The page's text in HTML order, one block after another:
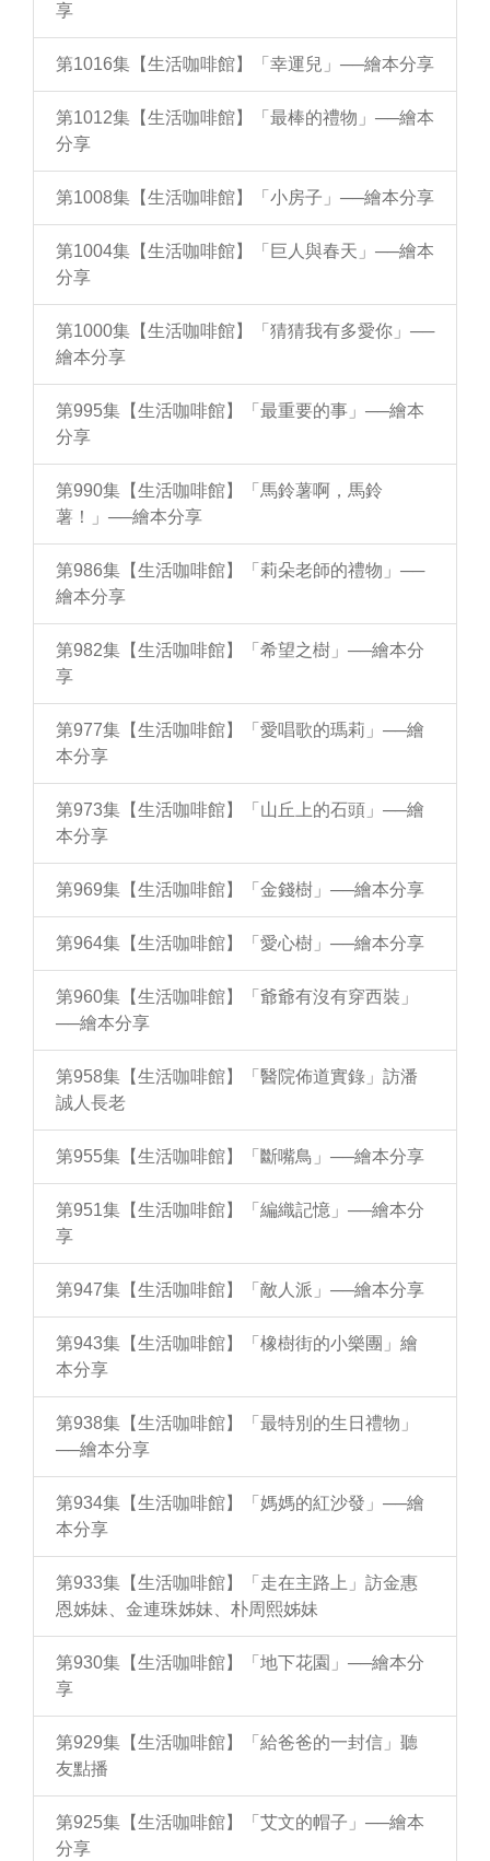
享
第1016集【生活咖啡館】「幸運兒」──繪本分享
第1012集【生活咖啡館】「最棒的禮物」──繪本
分享
第1008集【生活咖啡館】「小房子」──繪本分享
第1004集【生活咖啡館】「巨人與春天」──繪本
分享
第1000集【生活咖啡館】「猜猜我有多愛你」──
繪本分享
第995集【生活咖啡館】「最重要的事」──繪本
分享
第990集【生活咖啡館】「馬鈴薯啊，馬鈴
薯！」──繪本分享
第986集【生活咖啡館】「莉朵老師的禮物」──
繪本分享
第982集【生活咖啡館】「希望之樹」──繪本分
享
第977集【生活咖啡館】「愛唱歌的瑪莉」──繪
本分享
第973集【生活咖啡館】「山丘上的石頭」──繪
本分享
第969集【生活咖啡館】「金錢樹」──繪本分享
第964集【生活咖啡館】「愛心樹」──繪本分享
第960集【生活咖啡館】「爺爺有沒有穿西裝」
──繪本分享
第958集【生活咖啡館】「醫院佈道實錄」訪潘
誠人長老
第955集【生活咖啡館】「斷嘴鳥」──繪本分享
第951集【生活咖啡館】「編織記憶」──繪本分
享
第947集【生活咖啡館】「敵人派」──繪本分享
第943集【生活咖啡館】「橡樹街的小樂團」繪
本分享
第938集【生活咖啡館】「最特別的生日禮物」
──繪本分享
第934集【生活咖啡館】「媽媽的紅沙發」──繪
本分享
第933集【生活咖啡館】「走在主路上」訪金惠
恩姊妹、金連珠姊妹、朴周熙姊妹
第930集【生活咖啡館】「地下花園」──繪本分
享
第929集【生活咖啡館】「給爸爸的一封信」聽
友點播
第925集【生活咖啡館】「艾文的帽子」──繪本
分享